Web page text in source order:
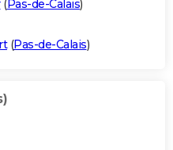
( Pas-de-Calais)
(Pas-de-Calais)